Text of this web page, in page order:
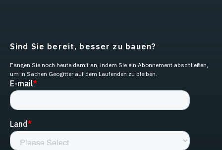
Sind Sie bereit, besser zu bauen?
Fangen Sie noch heute damit an, indem Sie ein Abonnement abschließen,
um in Sachen Geogitter auf dem Laufenden zu bleiben.